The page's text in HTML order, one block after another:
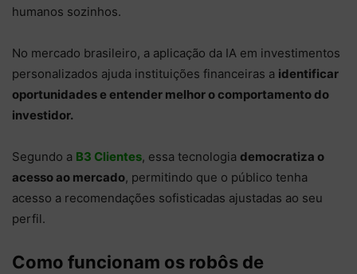
humanos sozinhos.
No mercado brasileiro, a aplicação da IA em investimentos
personalizados ajuda instituições financeiras a identificar
oportunidades e entender melhor o comportamento do
investidor.
Segundo a B3 Clientes, essa tecnologia democratiza o
acesso ao mercado, permitindo que o público tenha
acesso a recomendações sofisticadas ajustadas ao seu
perfil.
Como funcionam os robôs de